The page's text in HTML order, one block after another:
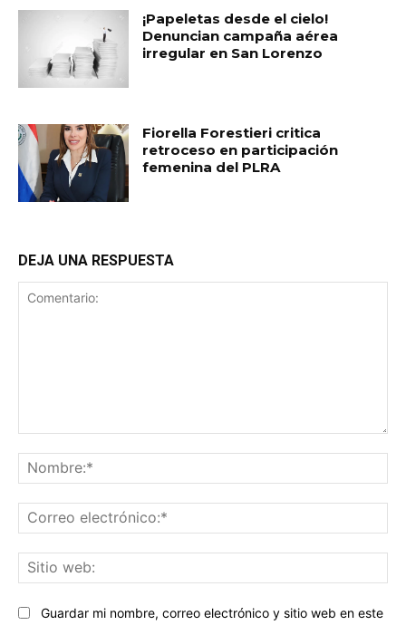
¡Papeletas desde el cielo!
Denuncian campaña aérea
irregular en San Lorenzo
Fiorella Forestieri critica
retroceso en participación
femenina del PLRA
DEJA UNA RESPUESTA
Guardar mi nombre, correo electrónico y sitio web en este